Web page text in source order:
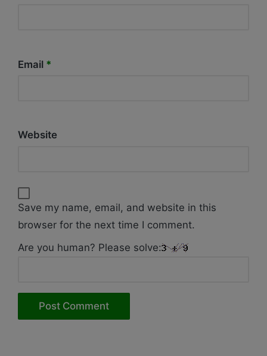
Email *
Website
Save my name, email, and website in this
browser for the next time I comment.
Are you human? Please solve: